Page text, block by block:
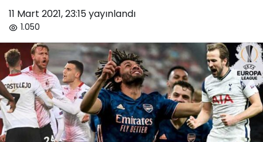
11 Mart 2021, 23:15yayınlandı
1.050